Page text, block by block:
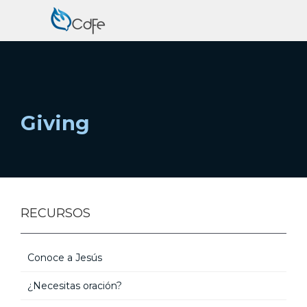
Giving
RECURSOS
Conoce a Jesús
¿Necesitas oración?